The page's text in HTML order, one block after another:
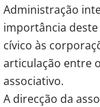
Administração
importância
cívico às
articulação entre
associativo.
A direcção da